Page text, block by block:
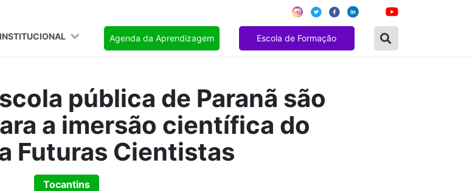
INSTITUCIONAL Agenda da Aprendizagem Escola de Formação
pública de Paranã são
a imersão científica do
Futuras Cientistas
Tocantins